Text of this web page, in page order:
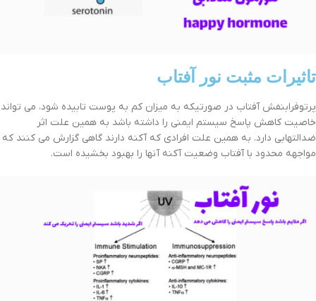
تاثیرات مثبت نور آفتاب
پرتوفرابنفش آفتاب در صورتیکه به میزان کم به پوست تابیده شود، می تواند
خاصیت کاهش پاسخ سیستم ایمنی را داشته باشد به همین علت اثر
ضدالتهابی دارد. به همین علت افرادی که آکنه دارند گاهی گزارش می کنند که
مواجهه محدود با آفتاب وضعیت آکنه آنها را بهبود بخشیده است.